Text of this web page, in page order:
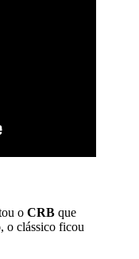
o CRB que
o clássico ficou